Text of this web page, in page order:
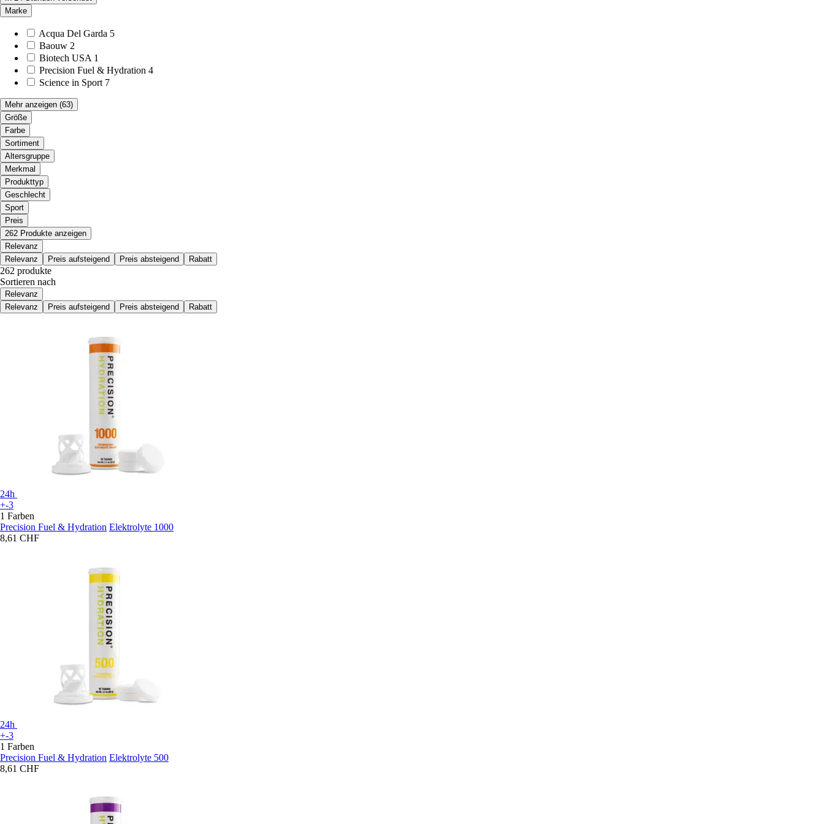
Marke
Acqua Del Garda 5
Baouw 2
Biotech USA 1
Precision Fuel & Hydration 4
Science in Sport 7
Mehr anzeigen (63)
Größe
Farbe
Sortiment
Altersgruppe
Merkmal
Produkttyp
Geschlecht
Sport
Preis
262 Produkte anzeigen
Relevanz
Relevanz
Preis aufsteigend Preis absteigend Rabatt
262 produkte
Sortieren nach
Relevanz
Relevanz
Preis aufsteigend Preis absteigend Rabatt
24h
+-3
1 Farben
Precision Fuel & Hydration Elektrolyte 1000
8,61 CHF
24h
+-3
1 Farben
Precision Fuel & Hydration Elektrolyte 500
8,61 CHF